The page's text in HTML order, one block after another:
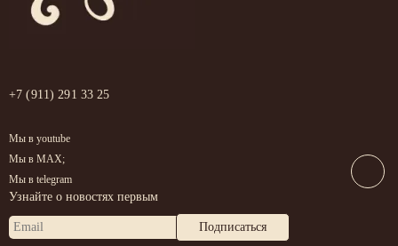
+7 (911) 291 33 25
Мы в youtube
Мы в MAX;
Мы в telegram
Узнайте о новостях первым
Подписаться